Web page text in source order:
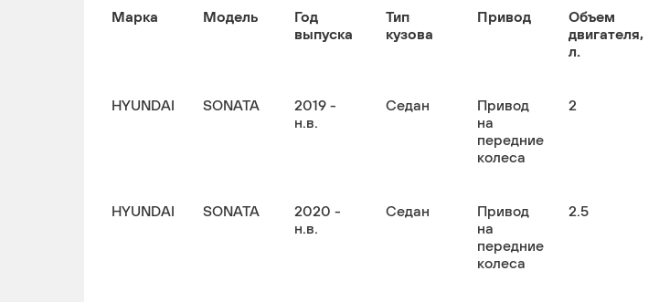
Марка Модель
Год
выпуска
Тип
кузова
Привод
Объем
двигателя,
л.
HYUNDAI SONATA
2019 -
н.в.
Седан
Привод
на
передние
колеса
2
HYUNDAI SONATA
2020 -
н.в.
Седан
Привод
на
передние
колеса
2.5